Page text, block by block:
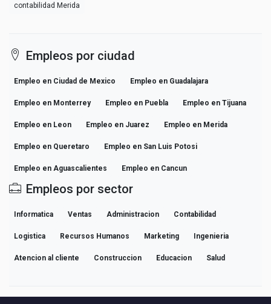
contabilidad Merida
Empleos por ciudad
Empleo en Ciudad de Mexico Empleo en Guadalajara
Empleo en Monterrey Empleo en Puebla Empleo en Tijuana
Empleo en Leon Empleo en Juarez Empleo en Merida
Empleo en Queretaro Empleo en San Luis Potosi
Empleo en Aguascalientes Empleo en Cancun
Empleos por sector
Informatica Ventas Administracion Contabilidad
Logistica Recursos Humanos Marketing Ingenieria
Atencion al cliente Construccion Educacion Salud